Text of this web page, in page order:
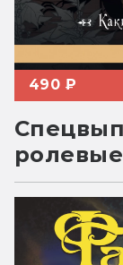
490 ₽